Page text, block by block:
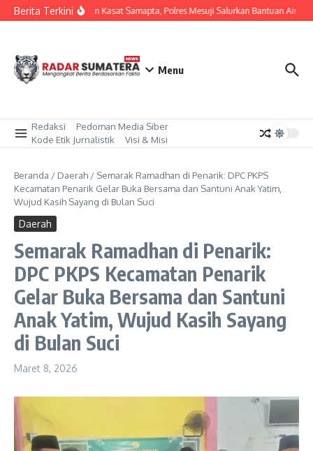
Lewati ke konten
Berita TerkiniDipimpin Kasat Samapta, Polres Mesuji Salurkan Bantuan Air
Menu
Redaksi
Pedoman Media Siber
Kode Etik Jurnalistik
Visi & Misi
Beranda / Daerah / Semarak Ramadhan di Penarik: DPC PKPS
Kecamatan Penarik Gelar Buka Bersama dan Santuni Anak Yatim,
Wujud Kasih Sayang di Bulan Suci
Daerah
Semarak Ramadhan di Penarik:
DPC PKPS Kecamatan Penarik
Gelar Buka Bersama dan Santuni
Anak Yatim, Wujud Kasih Sayang
di Bulan Suci
Maret 8, 2026